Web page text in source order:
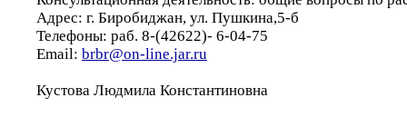
Адрес: г. Биробиджан, ул. Пушкина,5-б
Телефоны: раб. 8-(42622)- 6-04-75
Email: brbr@on-line.jar.ru
Кустова Людмила Константиновна